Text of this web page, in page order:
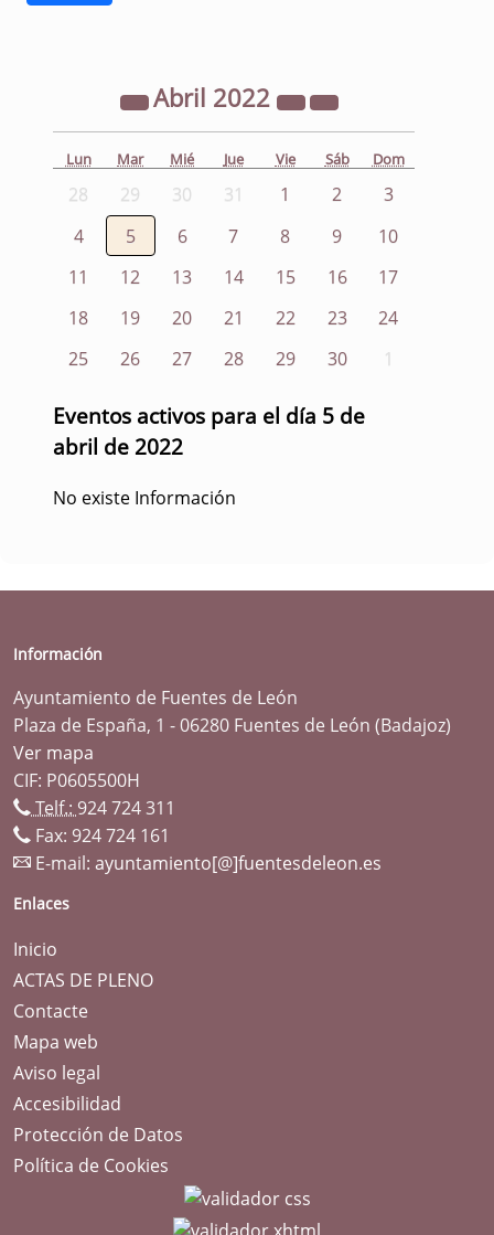
Abril 2022
Lun Mar Mié Jue Vie Sáb Dom
28 29 30 31 1 2
3
4
5 6 7 8 9
10
11
12 13 14 15 16
17
18
19 20 21 22 23
24
25
26 27 28 29 30 1
Eventos activos para el día 5 de
abril de 2022
No existe Información
Información
Ayuntamiento de Fuentes de León
Plaza de España, 1 - 06280 Fuentes de León (Badajoz)
Ver mapa
CIF: P0605500H
Telf.: 924 724 311
Fax: 924 724 161
E-mail: ayuntamiento[@]fuentesdeleon.es
Enlaces
Inicio
ACTAS DE PLENO
Contacte
Mapa web
Aviso legal
Accesibilidad
Protección de Datos
Política de Cookies